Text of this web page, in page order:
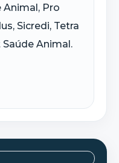
Animal, Pro
Sicredi, Tetra
Saúde Animal.